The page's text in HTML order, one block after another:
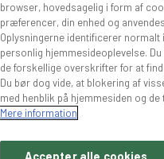
browser, hovedsagelig i form af
præferencer, din enhed og
Oplysningerne identificerer normalt
personlig hjemmesideoplevelse.
de forskellige overskrifter for at
Du bør dog vide, at blokering af
med henblik på hjemmesiden og
Mere information